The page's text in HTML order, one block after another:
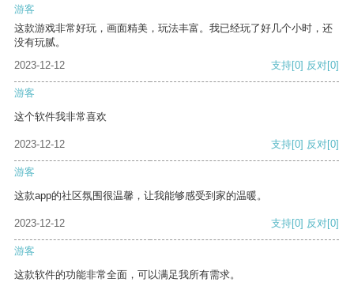
游客
这款游戏非常好玩，画面精美，玩法丰富。我已经玩了好几个小时，还
没有玩腻。
2023-12-12
支持[0] 反对[0]
游客
这个软件我非常喜欢
2023-12-12 支持[0] 反对[0]
游客
这款app的社区氛围很温馨，让我能够感受到家的温暖。
2023-12-12 支持[0] 反对[0]
游客
这款软件的功能非常全面，可以满足我所有需求。